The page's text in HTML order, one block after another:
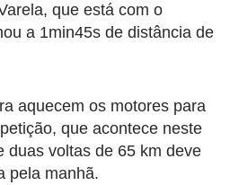
que está com o
a 1min45s de distância de
aquecem os motores para
que acontece neste
duas voltas de 65 km deve
pela manhã.